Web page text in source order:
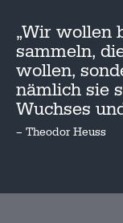
„Wir wollen
sammeln,
wollen,
nämlich sie
Wuchses
– Theodor Heuss